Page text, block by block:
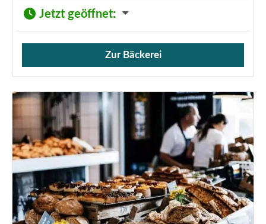
Jetzt geöffnet:
Verkauf von Brötchen,
Zur Bäckerei